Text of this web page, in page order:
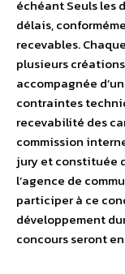
échéant Seuls les
délais,
recevables.
plusieurs
accompagnée
contraintes
recevabilité des
commission
jury et constituée
l’agence de
participer à ce
développement
concours seront